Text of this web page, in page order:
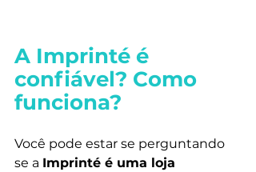
A Imprinté é
confiável? Como
funciona?
Você pode estar se perguntando
se a Imprinté é uma loja